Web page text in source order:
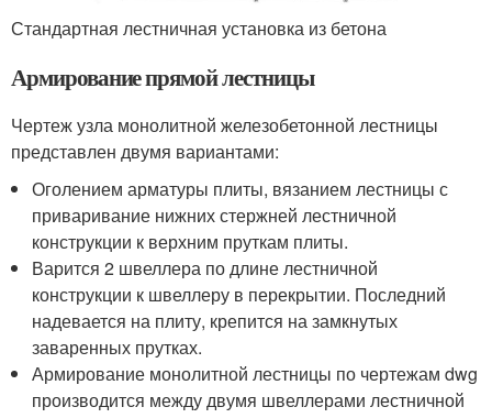
Стандартная лестничная установка из бетона
Армирование прямой лестницы
Чертеж узла монолитной железобетонной лестницы
представлен двумя вариантами:
Оголением арматуры плиты, вязанием лестницы с
приваривание нижних стержней лестничной
конструкции к верхним пруткам плиты.
Варится 2 швеллера по длине лестничной
конструкции к швеллеру в перекрытии. Последний
надевается на плиту, крепится на замкнутых
заваренных прутках.
Армирование монолитной лестницы по чертежам dwg
производится между двумя швеллерами лестничной